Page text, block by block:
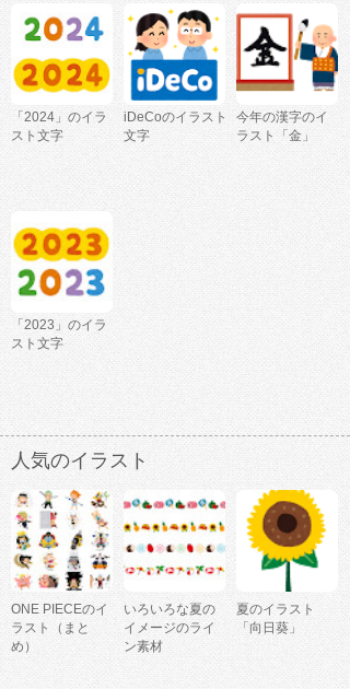
「2024」のイラ
スト文字
iDeCoのイラスト
文字
今年の漢字のイ
ラスト「金」
「2023」のイラ
スト文字
人気のイラスト
ONE PIECEのイ
ラスト（まと
め）
いろいろな夏の
イメージのライ
ン素材
夏のイラスト
「向日葵」